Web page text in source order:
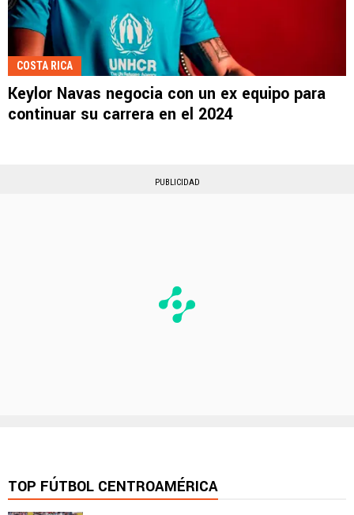
COSTA RICA
Keylor Navas negocia con un ex equipo para
continuar su carrera en el 2024
PUBLICIDAD
TOP FÚTBOL CENTROAMÉRICA